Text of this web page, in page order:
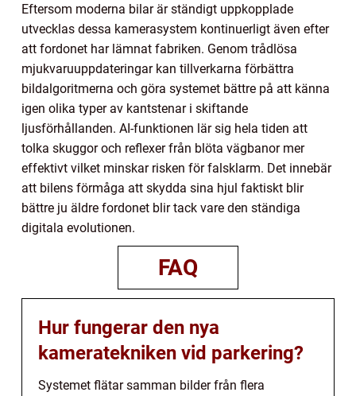
Eftersom moderna bilar är ständigt uppkopplade
utvecklas dessa kamerasystem kontinuerligt även efter
att fordonet har lämnat fabriken. Genom trådlösa
mjukvaruuppdateringar kan tillverkarna förbättra
bildalgoritmerna och göra systemet bättre på att känna
igen olika typer av kantstenar i skiftande
ljusförhållanden. AI-funktionen lär sig hela tiden att
tolka skuggor och reflexer från blöta vägbanor mer
effektivt vilket minskar risken för falsklarm. Det innebär
att bilens förmåga att skydda sina hjul faktiskt blir
bättre ju äldre fordonet blir tack vare den ständiga
digitala evolutionen.
FAQ
Hur fungerar den nya
kameratekniken vid parkering?
Systemet flätar samman bilder från flera